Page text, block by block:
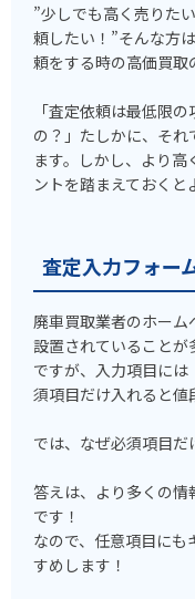
”少しでも高く売りた
頼したい！”そんな方
頼をする時の高価買取
「査定依頼は最低限
の？」たしかに、そ
ます。しかし、より
ントを踏まえておくと
査定入力フォー
廃車買取業者のホー
設置されていることが
ですが、入力項目に
須項目だけ入れると値
では、なぜ必須項目だ
答えは、より多くの
です！
なので、任意項目に
すめします！